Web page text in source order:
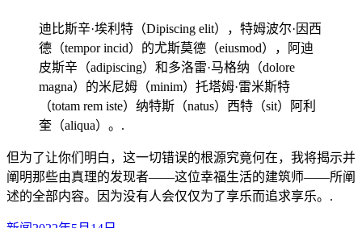
迪比斯辛·埃利特（Dipiscing elit），特姆波尔·因西
德（tempor incid）的尤斯莫德（eiusmod），阿迪
皮斯辛（adipiscing）和多洛雷·马格纳（dolore
magna）的米尼姆（minim）托塔姆·雷米斯特
（totam rem iste）纳特斯（natus）西特（sit）阿利
奎（aliqua）。.
但为了让你们明白，这一切错误的根源究竟何在，我将揭示并
阐明那些由真理的发现者——这位幸福生活的建筑师——所阐
述的全部内容。因为没有人会仅仅为了享乐而追求享乐。.